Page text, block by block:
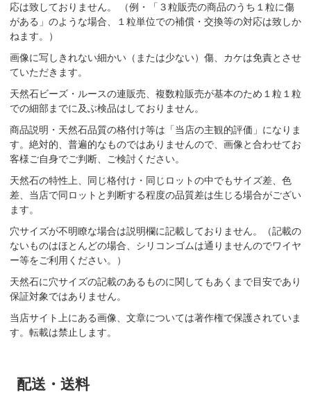
応は致しておりません。 （例・「３粒販売の商品のうち１粒に傷
がある」のような場合、１粒単位での補償・交換等の対応は致しか
ねます。）
画像に写しきれない細かい（または少ない）傷、カケは免責とさせ
ていただきます。
天然石ビーズ・ルースの連販売、複数粒販売が基本のため１粒１粒
での細部までに及ぶ検品はしておりません。
商品説明・天然石品質の格付け等は「当店の主観的評価」になりま
す。絶対的、普遍的なものではありませんので、画像と合わせてお
客様ご自身でご判断、ご検討ください。
天然石の特性上、同じ格付け・同じロットの中でもサイズ差、色
差、当店で同ロットと判断する程度の品質差は生じる場合がござい
ます。
穴サイズが不明瞭な場合は説明欄に記載しておりません。（記載の
ないものはほとんどの場合、シリコンゴムは通りませんのでワイヤ
ー等をご利用ください。）
天然石に穴サイズの記載のあるものに関してもあくまで目安であり
保証対象ではありません。
当店サイト上にある画像、文章については著作権で保護されていま
す。転載は禁止します。
配送・送料